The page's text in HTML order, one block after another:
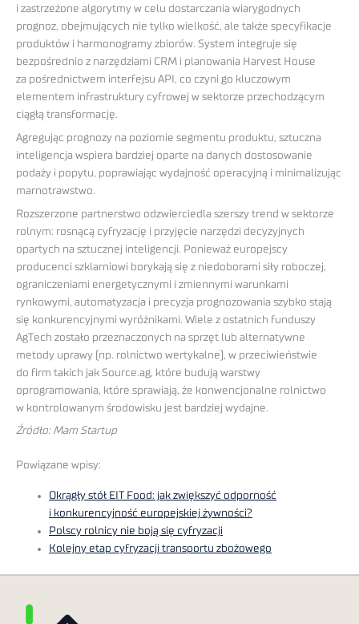
i zastrzeżone algorytmy w celu dostarczania wiarygodnych
prognoz, obejmujących nie tylko wielkość, ale także specyfikacje
produktów i harmonogramy zbiorów. System integruje się
bezpośrednio z narzędziami CRM i planowania Harvest House
za pośrednictwem interfejsu API, co czyni go kluczowym
elementem infrastruktury cyfrowej w sektorze przechodzącym
ciągłą transformację.
Agregując prognozy na poziomie segmentu produktu, sztuczna
inteligencja wspiera bardziej oparte na danych dostosowanie
podaży i popytu, poprawiając wydajność operacyjną i minimalizując
marnotrawstwo.
Rozszerzone partnerstwo odzwierciedla szerszy trend w sektorze
rolnym: rosnącą cyfryzację i przyjęcie narzędzi decyzyjnych
opartych na sztucznej inteligencji. Ponieważ europejscy
producenci szklarniowi borykają się z niedoborami siły roboczej,
ograniczeniami energetycznymi i zmiennymi warunkami
rynkowymi, automatyzacja i precyzja prognozowania szybko stają
się konkurencyjnymi wyróżnikami. Wiele z ostatnich funduszy
AgTech zostało przeznaczonych na sprzęt lub alternatywne
metody uprawy (np. rolnictwo wertykalne), w przeciwieństwie
do firm takich jak Source.ag, które budują warstwy
oprogramowania, które sprawiają, że konwencjonalne rolnictwo
w kontrolowanym środowisku jest bardziej wydajne.
Źródło: Mam Startup
Powiązane wpisy:
Okrągły stół EIT Food: jak zwiększyć odporność
i konkurencyjność europejskiej żywności?
Polscy rolnicy nie boją się cyfryzacji
Kolejny etap cyfryzacji transportu zbożowego